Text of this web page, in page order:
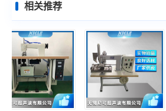
相关推荐